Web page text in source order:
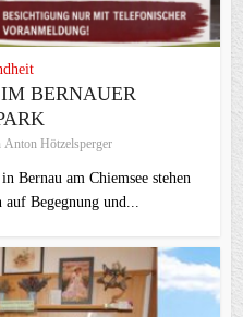
BERNAUER
Anton Hötzelsperger
Bernau am Chiemsee stehen
Begegnung und...